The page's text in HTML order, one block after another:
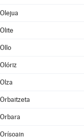
Olejua
Olite
Ollo
Olóriz
Olza
Orbaitzeta
Orbara
Orísoain